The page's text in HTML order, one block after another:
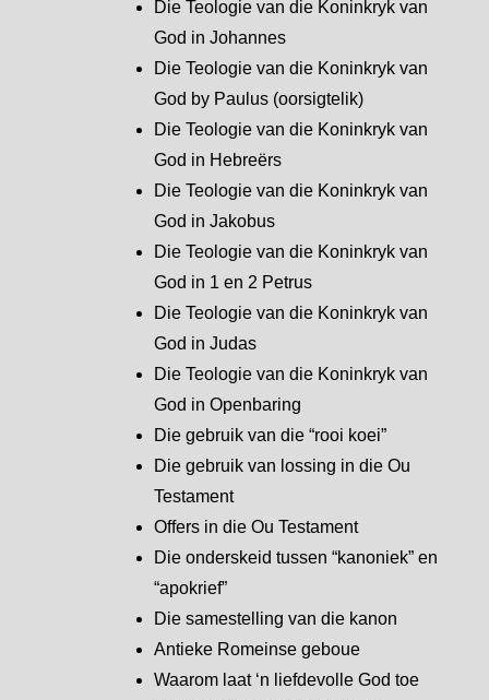
Die Teologie van die Koninkryk van
God in Johannes
Die Teologie van die Koninkryk van
God by Paulus (oorsigtelik)
Die Teologie van die Koninkryk van
God in Hebreërs
Die Teologie van die Koninkryk van
God in Jakobus
Die Teologie van die Koninkryk van
God in 1 en 2 Petrus
Die Teologie van die Koninkryk van
God in Judas
Die Teologie van die Koninkryk van
God in Openbaring
Die gebruik van die “rooi koei”
Die gebruik van lossing in die Ou
Testament
Offers in die Ou Testament
Die onderskeid tussen “kanoniek” en
“apokrief”
Die samestelling van die kanon
Antieke Romeinse geboue
Waarom laat ‘n liefdevolle God toe